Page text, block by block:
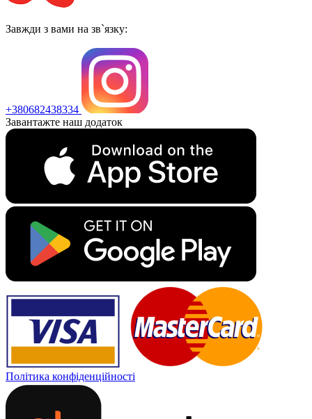
Завжди з вами на зв`язку:
+380682438334
Завантажте наш додаток
Політика конфіденційності